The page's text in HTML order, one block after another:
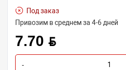
Под заказ
Привозим в среднем за 4-6 дней
7.70 BYN
-